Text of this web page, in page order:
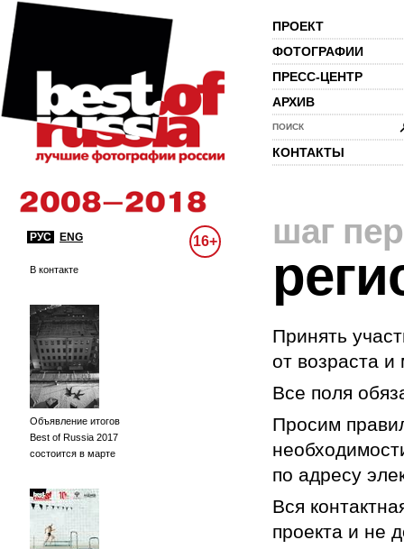
ПРОЕКТ
ФОТОГРАФИИ
ПРЕСС-ЦЕНТР
АРХИВ
ПОИСК
КОНТАКТЫ
РУС ENG 16+
В контакте
Объявление итогов
Best of Russia 2017
состоится в марте
шаг
Принять
от возраста
Все поля
Просим
по адресу
Вся
проекта и не